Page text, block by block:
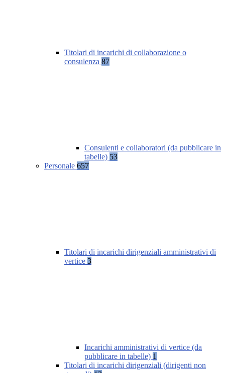
Titolari di incarichi di collaborazione o
consulenza 87
Consulenti e collaboratori (da pubblicare in
tabelle) 53
Personale 657
Titolari di incarichi dirigenziali amministrativi di
vertice 3
Incarichi amministrativi di vertice (da
pubblicare in tabelle) 1
Titolari di incarichi dirigenziali (dirigenti non